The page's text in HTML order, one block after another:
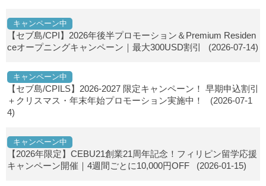
キャンペーン中
【セブ島/CPI】2026年後半プロモーション＆Premium Residen
ceオープニングキャンペーン｜最大300USD割引
(2026-07-14)
キャンペーン中
【セブ島/CPILS】2026-2027 限定キャンペーン！ 早期申込割引
＋クリスマス・年末年始プロモーション実施中！
(2026-07-1
4)
キャンペーン中
【2026年限定】CEBU21創業21周年記念！フィリピン留学応援
キャンペーン開催｜4週間ごとに10,000円OFF (2026-01-15)